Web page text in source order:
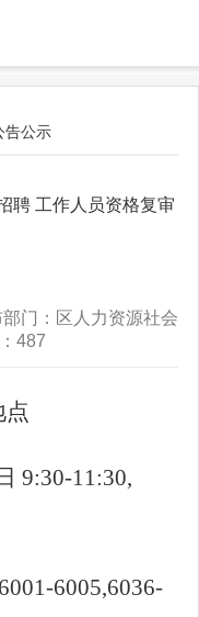
告公示
聘 工作人员资格复审
门：区人力资源社会
487
9:30-11:30,
6001-6005,6036-